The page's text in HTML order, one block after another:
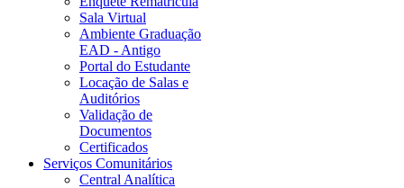
Sala Virtual
Ambiente Graduação
EAD - Antigo
Portal do Estudante
Locação de Salas e
Auditórios
Validação de
Documentos
Certificados
Serviços Comunitários
Central Analítica